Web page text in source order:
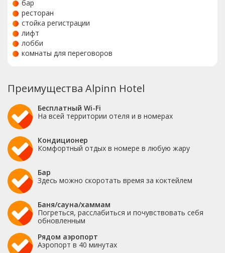
бар
ресторан
стойка регистрации
лифт
лобби
комнаты для переговоров
Преимущества Alpinn Hotel
Бесплатный Wi-Fi
На всей территории отеля и в номерах
Кондиционер
Комфортный отдых в номере в любую жару
Бар
Здесь можно скоротать время за коктейлем
Баня/сауна/хаммам
Погреться, расслабиться и почувствовать себя
обновленным
Рядом аэропорт
Аэропорт в 40 минутах